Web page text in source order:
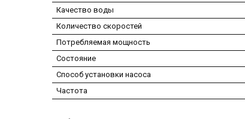
Качество воды
Количество скоростей
Потребляемая мощность
Состояние
Способ установки насоса
Частота